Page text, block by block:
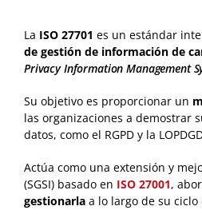
La ISO 27701 es un estándar
de gestión de información de
Privacy Information Management
Su objetivo es proporcionar un
las organizaciones a demostrar
datos, como el RGPD y la
Actúa como una extensión y
(SGSI) basado en ISO 27001,
gestionarlaa lo largo de su ciclo